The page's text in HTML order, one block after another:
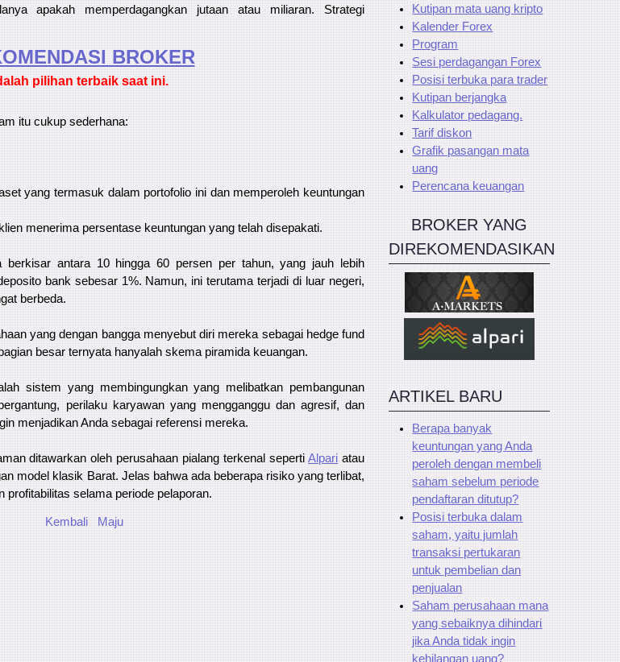
apakah memperdagangkan jutaan atau miliaran. Strategi
​​BROKER
pilihan terbaik saat ini.
itu cukup sederhana:
yang termasuk dalam portofolio ini dan memperoleh keuntungan
menerima persentase keuntungan yang telah disepakati.
berkisar antara 10 hingga 60 persen per tahun, yang jauh lebih
bank sebesar 1%. Namun, ini terutama terjadi di luar negeri,
berbeda.
yang dengan bangga menyebut diri mereka sebagai hedge fund
besar ternyata hanyalah skema piramida keuangan.
sistem yang membingungkan yang melibatkan pembangunan
perilaku karyawan yang mengganggu dan agresif, dan
menjadikan Anda sebagai referensi mereka.
ditawarkan oleh perusahaan pialang terkenal sepertiAlpari atau
model klasik Barat. Jelas bahwa ada beberapa risiko yang terlibat,
profitabilitas selama periode pelaporan.
Kembali Maju
Kutipan mata uang kripto
Kalender Forex
Program
Sesi perdagangan Forex
Posisi terbuka para trader
Kutipan berjangka
Kalkulator pedagang.
Tarif diskon
Grafik pasangan mata
uang
Perencana keuangan
BROKER YANG
DIREKOMENDASIKAN
ARTIKEL BARU
Berapa banyak
keuntungan yang Anda
peroleh dengan membeli
saham sebelum periode
pendaftaran ditutup?
Posisi terbuka dalam
saham, yaitu jumlah
transaksi pertukaran
untuk pembelian dan
penjualan
Saham perusahaan mana
yang sebaiknya dihindari
jika Anda tidak ingin
kehilangan uang?